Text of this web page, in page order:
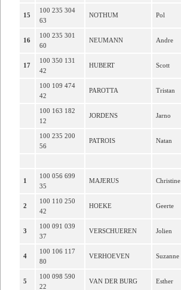
15
100 235 304
63
NOTHUM Pol
16
100 235 301
60
NEUMANN Andre
17
100 350 131
42
HUBERT Scott
100 109 474
42
PAROTTA Tristan
100 163 182
12
JORDENS Jarno
100 235 200
56
PATROIS Natan
1
100 056 699
35
MAJERUS Christine
2
100 110 250
42
HOEKE Geerte
3
100 091 039
37
VERSCHUEREN Jolien
4
100 106 117
80
VERHOEVEN Suzanne
5
100 098 590
22
VAN DER BURG Esther